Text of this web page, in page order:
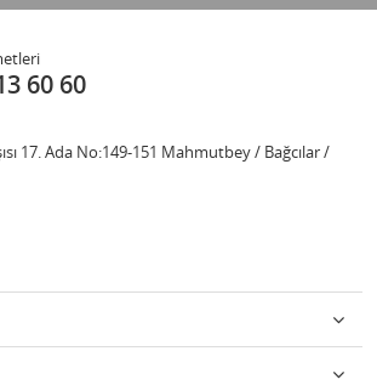
60 60
17. Ada No:149-151 Mahmutbey / Bağcılar /